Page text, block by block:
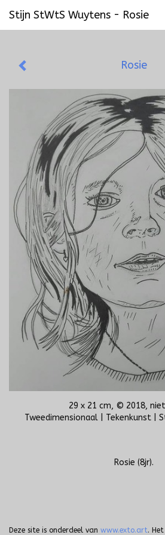
Stijn StWtS Wuytens - Rosie
Rosie
29 x 21 cm, © 2018,
Tweedimensionaal | Tekenkunst |
Rosie (8jr).
Deze site is onderdeel van www.exto.art.